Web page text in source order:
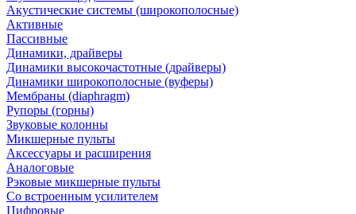
Акустические системы (широкополосные)
Активные
Пассивные
Динамики, драйверы
Динамики высокочастотные (драйверы)
Динамики широкополосные (вуферы)
Мембраны (diaphragm)
Рупоры (горны)
Звуковые колонны
Микшерные пульты
Аксессуары и расширения
Аналоговые
Рэковые микшерные пульты
Со встроенным усилителем
Цифровые